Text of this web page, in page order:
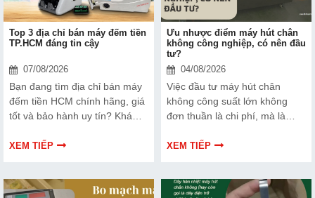
Top 3 địa chỉ bán máy đếm tiền
TP.HCM đáng tin cậy
07/08/2026
Bạn đang tìm địa chỉ bán máy
đếm tiền HCM chính hãng, giá
tốt và bảo hành uy tín? Khám
nhiều doanh nghiệp, cửa hàng
XEM TIẾP
Ưu nhược điểm máy hút chân
không công nghiệp, có nên đầu
tư?
04/08/2026
Việc đầu tư máy hút chân
không công suất lớn không
đơn thuần là chi phí, mà là
sản phẩm và nâng cao vị thế
điểm của thiết bị này để có
XEM TIẾP